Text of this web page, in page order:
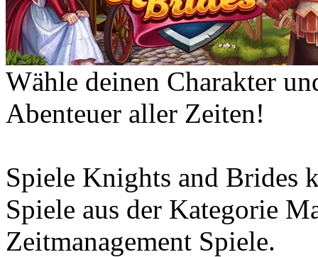
Wähle deinen Charakter
Abenteuer aller Zeiten!
Spiele Knights and Brides
Spiele aus der Kategorie
Zeitmanagement Spiele.